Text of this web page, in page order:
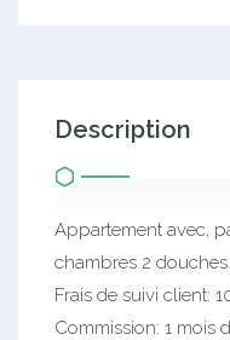
Description
Appartement avec,
chambres 2
Frais de suivi client:
Commission: 1 mois